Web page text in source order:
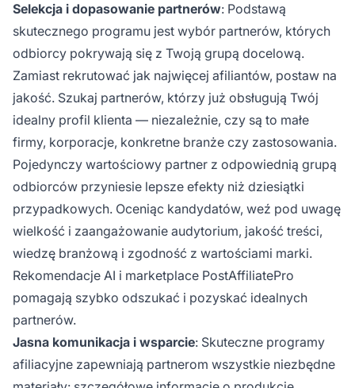
Selekcja i dopasowanie partnerów: Podstawą
skutecznego programu jest wybór partnerów, których
odbiorcy pokrywają się z Twoją grupą docelową.
Zamiast rekrutować jak najwięcej afiliantów, postaw na
jakość. Szukaj partnerów, którzy już obsługują Twój
idealny profil klienta — niezależnie, czy są to małe
firmy, korporacje, konkretne branże czy zastosowania.
Pojedynczy wartościowy partner z odpowiednią grupą
odbiorców przyniesie lepsze efekty niż dziesiątki
przypadkowych. Oceniąc kandydatów, weź pod uwagę
wielkość i zaangażowanie audytorium, jakość treści,
wiedzę branżową i zgodność z wartościami marki.
Rekomendacje AI i marketplace PostAffiliatePro
pomagają szybko odszukać i pozyskać idealnych
partnerów.
Jasna komunikacja i wsparcie: Skuteczne programy
afiliacyjne zapewniają partnerom wszystkie niezbędne